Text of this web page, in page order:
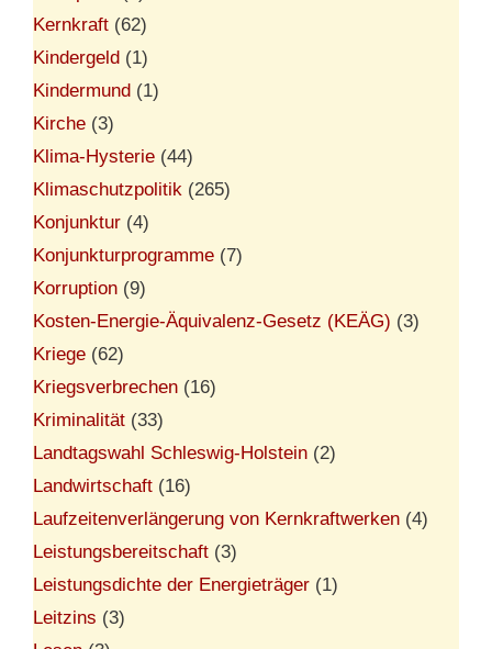
Kernkraft (62)
Kindergeld (1)
Kindermund (1)
Kirche (3)
Klima-Hysterie (44)
Klimaschutzpolitik (265)
Konjunktur (4)
Konjunkturprogramme (7)
Korruption (9)
Kosten-Energie-Äquivalenz-Gesetz (KEÄG) (3)
Kriege (62)
Kriegsverbrechen (16)
Kriminalität (33)
Landtagswahl Schleswig-Holstein (2)
Landwirtschaft (16)
Laufzeitenverlängerung von Kernkraftwerken (4)
Leistungsbereitschaft (3)
Leistungsdichte der Energieträger (1)
Leitzins (3)